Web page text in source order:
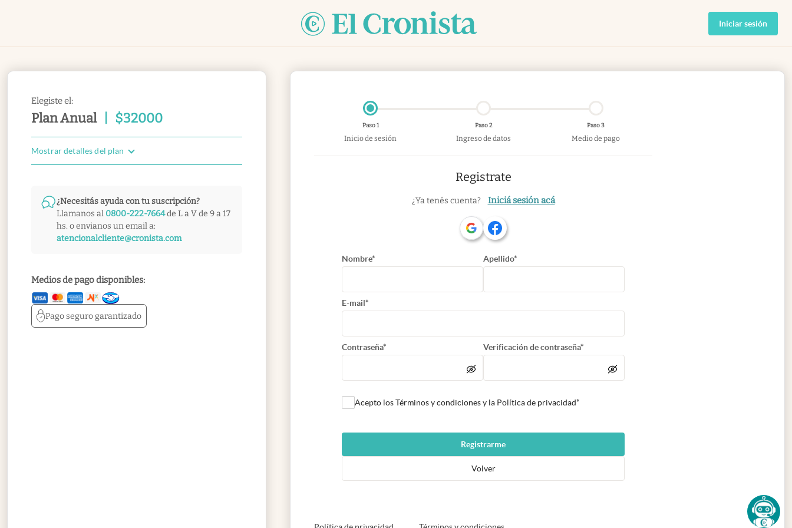
Iniciar sesión
Elegiste el:
Plan Anual $32000
Mostrar detalles del plan
¿Necesitás ayuda con tu suscripción?
Llamanos al 0800-222-7664de L a V de 9 a 17
hs. o envianos un email a:
atencionalcliente@cronista.com
Medios de pago disponibles:
Pago segurogarantizado
Paso 1
Inicio de sesión
Paso 2
Ingreso de datos
Paso 3
Medio de pago
Registrate
¿Ya tenés cuenta? Iniciá sesión acá
Nombre* Apellido*
E-mail*
Contraseña* Verificación de contraseña*
Acepto los Términos y condiciones y la Política de privacidad*
Registrarme
Volver